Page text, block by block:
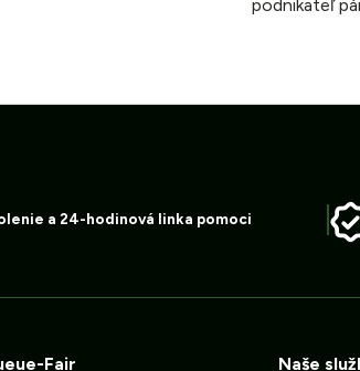
podnikateľ
a 24-hodinová linka pomoci
Fair Naše